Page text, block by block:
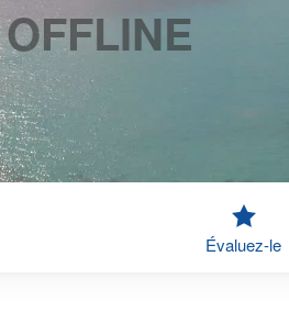
OFFLINE
Évaluez-le